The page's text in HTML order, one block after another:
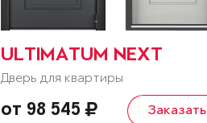
ULTIMATUM NEXT
Дверь для квартиры
от 98 545 Заказать